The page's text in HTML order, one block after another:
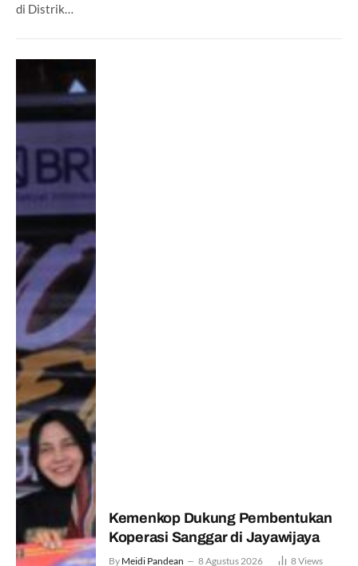
di Distrik…
Kemenkop Dukung Pembentukan
Koperasi Sanggar di Jayawijaya
By Meidi Pandean 8 Agustus 2026 8Views